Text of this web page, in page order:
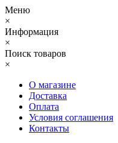
Меню
×
Информация
×
Поиск товаров
×
О магазине
Доставка
Оплата
Условия соглашения
Контакты